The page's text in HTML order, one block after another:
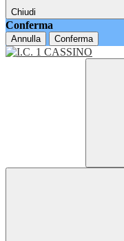
Chiudi
Conferma
Annulla Conferma